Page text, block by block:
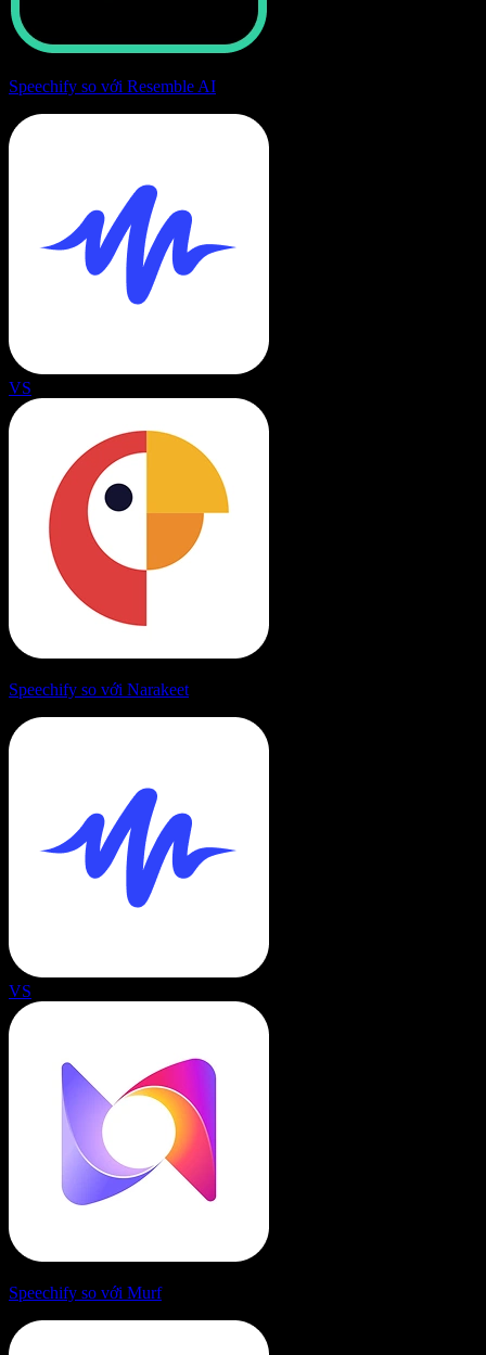
Speechify so với Resemble AI
VS
Speechify so với Narakeet
VS
Speechify so với Murf